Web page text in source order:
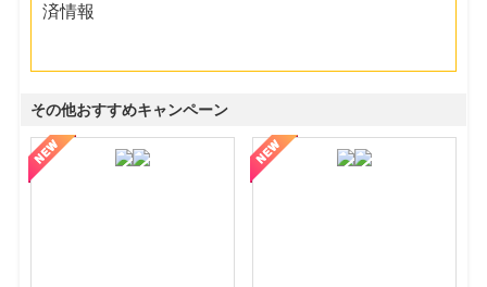
済情報
その他おすすめキャンペーン